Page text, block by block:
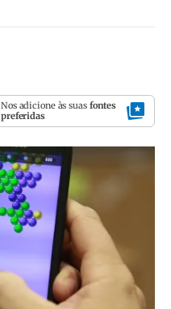
Nos adicione às suas fontes
preferidas